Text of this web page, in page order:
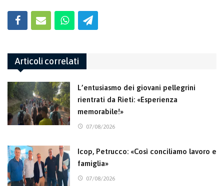
Articoli correlati
L’entusiasmo dei giovani pellegrini
rientrati da Rieti: «Esperienza
memorabile!»
07/08/2026
Icop, Petrucco: «Così conciliamo lavoro e
famiglia»
07/08/2026